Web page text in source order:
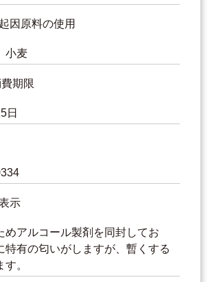
因原料の使用
小麦
期限
日
示
めアルコール製剤を同封してお
特有の匂いがしますが、暫くする
す。